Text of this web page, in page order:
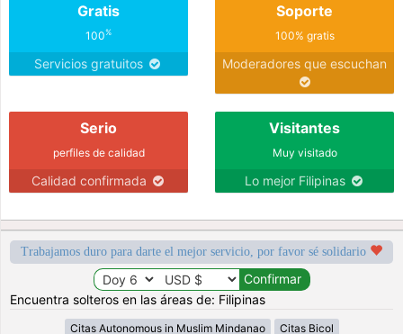
Gratis
100%
Servicios gratuitos
Soporte
100% gratis
Moderadores que escuchan
Serio
perfiles de calidad
Calidad confirmada
Visitantes
Muy visitado
Lo mejor Filipinas
Trabajamos duro para darte el mejor servicio, por favor sé solidario
Encuentra solteros en las áreas de: Filipinas
Citas Autonomous in Muslim Mindanao Citas Bicol